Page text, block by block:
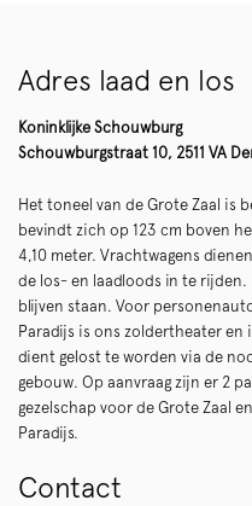
Adres laad en los
Koninklijke Schouwburg
Schouwburgstraat 10, 2511 VA
Het toneel van de Grote Zaal is
bevindt zich op 123 cm boven
4,10 meter. Vrachtwagens
de los- en laadloods in te rijden.
blijven staan. Voor
Paradijs is ons zoldertheater
dient gelost te worden via de
gebouw. Op aanvraag zijn er 2
gezelschap voor de Grote Zaal
Paradijs.
Contact